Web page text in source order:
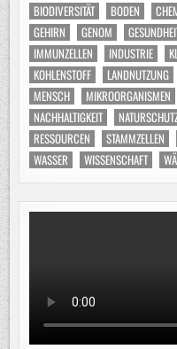
BIODIVERSITÄT
BODEN
GEHIRN
GENOM
IMMUNZELLEN
INDUSTRIE
KOHLENSTOFF
LANDNUTZUNG
MENSCH
MIKROORGANISMEN
NACHHALTIGKEIT
RESSOURCEN
STAMMZELLEN
WASSER
WISSENSCHAFT